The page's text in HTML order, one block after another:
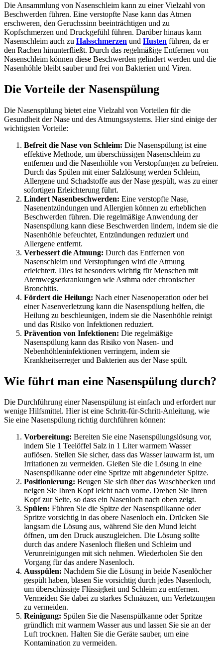
Die Ansammlung von Nasenschleim kann zu einer Vielzahl von
Beschwerden führen. Eine verstopfte Nase kann das Atmen
erschweren, den Geruchssinn beeinträchtigen und zu
Kopfschmerzen und Druckgefühl führen. Darüber hinaus kann
Nasenschleim auch zu Halsschmerzen und Husten führen, da er
den Rachen hinunterfließt. Durch das regelmäßige Entfernen von
Nasenschleim können diese Beschwerden gelindert werden und die
Nasenhöhle bleibt sauber und frei von Bakterien und Viren.
Die Vorteile der Nasenspülung
Die Nasenspülung bietet eine Vielzahl von Vorteilen für die
Gesundheit der Nase und des Atmungssystems. Hier sind einige der
wichtigsten Vorteile:
Befreit die Nase von Schleim: Die Nasenspülung ist eine
effektive Methode, um überschüssigen Nasenschleim zu
entfernen und die Nasenhöhle von Verstopfungen zu befreien.
Durch das Spülen mit einer Salzlösung werden Schleim,
Allergene und Schadstoffe aus der Nase gespült, was zu einer
sofortigen Erleichterung führt.
Lindert Nasenbeschwerden: Eine verstopfte Nase,
Nasenentzündungen und Allergien können zu erheblichen
Beschwerden führen. Die regelmäßige Anwendung der
Nasenspülung kann diese Beschwerden lindern, indem sie die
Nasenhöhle befeuchtet, Entzündungen reduziert und
Allergene entfernt.
Verbessert die Atmung: Durch das Entfernen von
Nasenschleim und Verstopfungen wird die Atmung
erleichtert. Dies ist besonders wichtig für Menschen mit
Atemwegserkrankungen wie Asthma oder chronischer
Bronchitis.
Fördert die Heilung: Nach einer Nasenoperation oder bei
einer Nasenverletzung kann die Nasenspülung helfen, die
Heilung zu beschleunigen, indem sie die Nasenhöhle reinigt
und das Risiko von Infektionen reduziert.
Prävention von Infektionen: Die regelmäßige
Nasenspülung kann das Risiko von Nasen- und
Nebenhöhleninfektionen verringern, indem sie
Krankheitserreger und Bakterien aus der Nase spült.
Wie führt man eine Nasenspülung durch?
Die Durchführung einer Nasenspülung ist einfach und erfordert nur
wenige Hilfsmittel. Hier ist eine Schritt-für-Schritt-Anleitung, wie
Sie eine Nasenspülung richtig durchführen können:
Vorbereitung: Bereiten Sie eine Nasenspülungslösung vor,
indem Sie 1 Teelöffel Salz in 1 Liter warmem Wasser
auflösen. Stellen Sie sicher, dass das Wasser lauwarm ist, um
Irritationen zu vermeiden. Gießen Sie die Lösung in eine
Nasenspülkanne oder eine Spritze mit abgerundeter Spitze.
Positionierung: Beugen Sie sich über das Waschbecken und
neigen Sie Ihren Kopf leicht nach vorne. Drehen Sie Ihren
Kopf zur Seite, so dass ein Nasenloch nach oben zeigt.
Spülen: Führen Sie die Spitze der Nasenspülkanne oder
Spritze vorsichtig in das obere Nasenloch ein. Drücken Sie
langsam die Lösung aus, während Sie den Mund leicht
öffnen, um den Druck auszugleichen. Die Lösung sollte
durch das andere Nasenloch fließen und Schleim und
Verunreinigungen mit sich nehmen. Wiederholen Sie den
Vorgang für das andere Nasenloch.
Ausspülen: Nachdem Sie die Lösung in beide Nasenlöcher
gespült haben, blasen Sie vorsichtig durch jedes Nasenloch,
um überschüssige Flüssigkeit und Schleim zu entfernen.
Vermeiden Sie dabei zu starkes Schnäuzen, um Verletzungen
zu vermeiden.
Reinigung: Spülen Sie die Nasenspülkanne oder Spritze
gründlich mit warmem Wasser aus und lassen Sie sie an der
Luft trocknen. Halten Sie die Geräte sauber, um eine
Kontamination zu vermeiden.